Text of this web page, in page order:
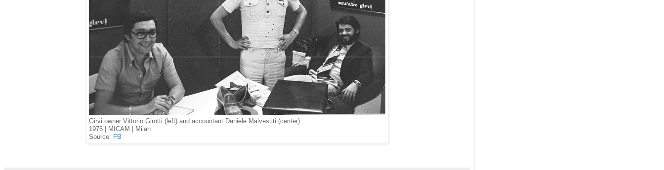
Girvi owner Vittorio Girotti (left) and accountant Daniele Malvestiti (center)
1975 | MICAM | Milan
Source: FB